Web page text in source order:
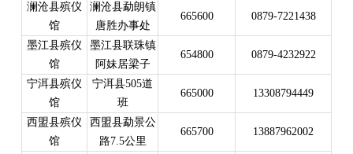
澜沧县殡仪
馆
澜沧县勐朗镇
唐胜办事处
665600 0879-7221438
墨江县殡仪
馆
墨江县联珠镇
阿妹居梁子
654800 0879-4232922
宁洱县殡仪
馆
宁洱县505道
班
665000 13308794449
西盟县殡仪
馆
西盟县勐景公
路7.5公里
665700 13887962002